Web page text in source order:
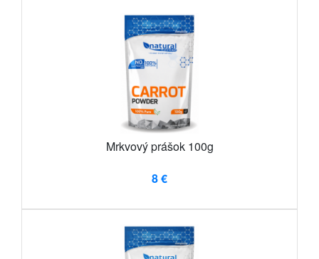
Mrkvový prášok 100g
8 €